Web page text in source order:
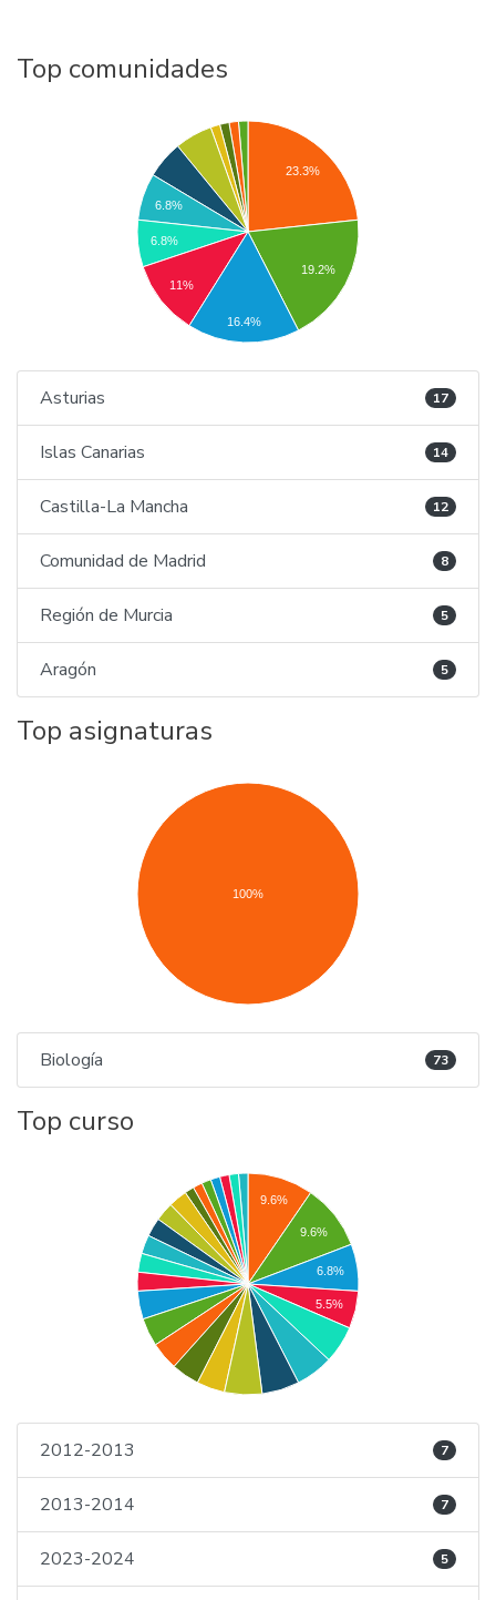
Top comunidades
23.3%
19.2%
6.8%
6.8%
11%
16.4%
Asturias 17
Islas Canarias 14
Castilla-La Mancha 12
Comunidad de Madrid 8
Región de Murcia 5
Aragón 5
Top asignaturas
100%
Biología 73
Top curso
9.6%
9.6%
6.8%
5.5%
2012-2013 7
2013-2014 7
2023-2024 5